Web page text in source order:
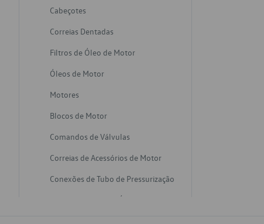
Cabeçotes
Correias Dentadas
Filtros de Óleo de Motor
Óleos de Motor
Motores
Blocos de Motor
Comandos de Válvulas
Correias de Acessórios de Motor
Conexões de Tubo de Pressurização
Varetas de Nivel de Óleo